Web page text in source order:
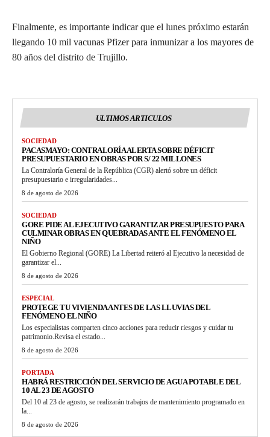
Finalmente, es importante indicar que el lunes próximo estarán
llegando 10 mil vacunas Pfizer para inmunizar a los mayores de
80 años del distrito de Trujillo.
ULTIMOS ARTICULOS
SOCIEDAD
PACASMAYO: CONTRALORÍA ALERTA SOBRE DÉFICIT
PRESUPUESTARIO EN OBRAS POR S/ 22 MILLONES
La Contraloría General de la República (CGR) alertó sobre un déficit
presupuestario e irregularidades...
8 de agosto de 2026
SOCIEDAD
GORE PIDE AL EJECUTIVO GARANTIZAR PRESUPUESTO PARA
CULMINAR OBRAS EN QUEBRADAS ANTE EL FENÓMENO EL
NIÑO
El Gobierno Regional (GORE) La Libertad reiteró al Ejecutivo la necesidad de
garantizar el...
8 de agosto de 2026
ESPECIAL
PROTEGE TU VIVIENDA ANTES DE LAS LLUVIAS DEL
FENÓMENO EL NIÑO
Los especialistas comparten cinco acciones para reducir riesgos y cuidar tu
patrimonio.Revisa el estado...
8 de agosto de 2026
PORTADA
HABRÁ RESTRICCIÓN DEL SERVICIO DE AGUA POTABLE DEL
10 AL 23 DE AGOSTO
Del 10 al 23 de agosto, se realizarán trabajos de mantenimiento programado en
la...
8 de agosto de 2026